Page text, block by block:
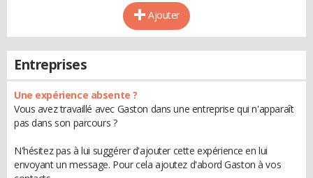
Ajouter
Entreprises
Une expérience absente ?
Vous avez travaillé avec Gaston dans une entreprise qui n'apparaît
pas dans son parcours ?
N'hésitez pas à lui suggérer d'ajouter cette expérience en lui
envoyant un message. Pour cela ajoutez d'abord Gaston à vos